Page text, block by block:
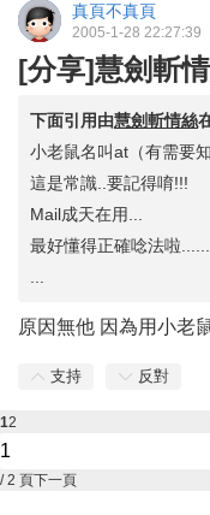
真頁不真頁
2005-1-28 22:27:39
[分享]慧劍斬
下面引用由慧劍斬情絲
小老鼠名叫at（有需要知
這是常識..要記得唷!!!
Mail成天在用...
最好懂得正確唸法啦......
原因無他 因為用小老
支持 反對
12
/ 2 頁下一頁